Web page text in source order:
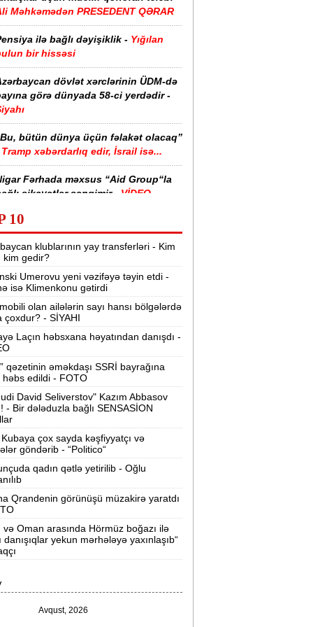
Məhkəmədən PRESEDENT QƏRAR
ilə bağlı dəyişiklik - Yığılan
bir hissəsi
dövlət xərclərinin ÜDM-də
görə dünyada 58-ci yerdədir -
bütün dünya üçün fəlakət olacaq”
Tramp xəbərdarlıq edir, İsrail isə...
Fərhada məxsus “Aid Group“la
şikayətlər səngimir - VİDEO
yarısı bu xəstəlikdən
çəkir -Səbəb
işçi axtarılır -
10 min manatdır
istədiyiniz qədər köçürmə edə
-VİDEO
arvadın yanaraq ölməsinə görə
həbs edilən var - Evdən 15 min də
icra başçısı olmayan
-
universitetin müəllimləri
-İşsiz qalıblar
leysan yağışları -150-dən
insan ölüb
Qaregin məhkəmə qarşısına çıxarılır -
tarixində ilk
-
Ən çox çörək və ət yeyən bölgələr -
10
klublarının yay transferləri - Kim
kim gedir?
Umerovu yeni vəzifəyə təyin etdi -
isə Klimenkonu gətirdi
olan ailələrin sayı hansı bölgələrdə
çoxdur? - SİYAHI
Laçın həbsxana həyatından danışdı -
qəzetinin əməkdaşı SSRİ bayrağına
həbs edildi - FOTO
David Seliverstov" Kazım Abbasov
- Bir dələduzla bağlı SENSASİON
çox sayda kəşfiyyatçı və
göndərib - “Politico“
qadın qətlə yetirilib - Oğlu
Qrandenin görünüşü müzakirə yaratdı
və Oman arasında Hörmüz boğazı ilə
danışıqlar yekun mərhələyə yaxınlaşıb“
Avqust, 2026